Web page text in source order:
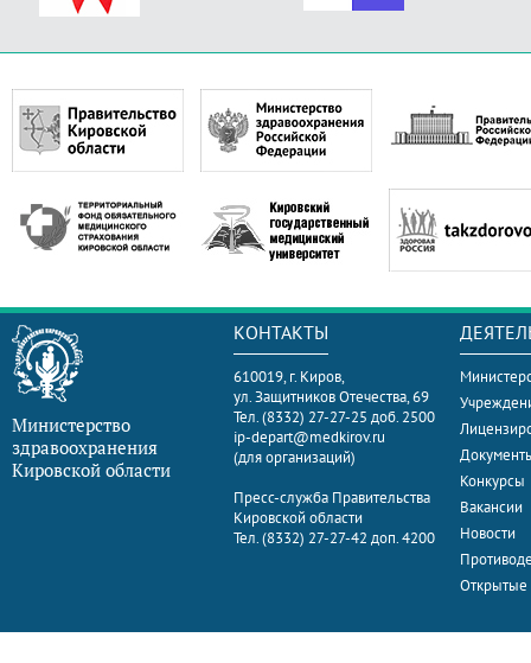
Министерство
здравоохранения
Кировской области
КОНТАКТЫ
610019, г. Киров,
ул. Защитников Отечества, 69
Тел. (8332) 27-27-25 доб. 2500
ip-depart@medkirov.ru
(для организаций)
Пресс-служба Правительства
Кировской области
Тел. (8332) 27-27-42 доп. 4200
Конкурсы
Вакансии
Новости